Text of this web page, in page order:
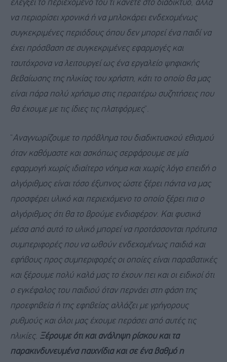
ελέγξει το περιεχόμενο του τι κάνετε στο διαδίκτυο, αλλά
να περιορίσει χρονικά ή να μπλοκάρει ενδεχομένως
συγκεκριμένες περιόδους όπου δεν μπορεί ένα παιδί να
έχει πρόσβαση σε συγκεκριμένες εφαρμογές και
ταυτόχρονα να λειτουργεί ως ένα εργαλείο ψηφιακής
βεβαίωσης της ηλικίας του χρήστη, κάτι το οποίο θα μας
είναι πάρα πολύ χρήσιμο στις περαιτέρω συζητήσεις που
θα έχουμε με τις ίδιες τις πλατφόρμες“.
“Αναγνωρίζουμε το πρόβλημα του διαδικτυακού εθισμού
όταν καθόμαστε και ασκόπως σερφάρουμε σε μία
εφαρμογή χωρίς ιδιαίτερο νόημα και χωρίς λόγο επειδή ο
αλγόριθμος είναι τόσο έξυπνος ώστε ξέρει πάντα να μας
προσφέρει υλικό και περιεχόμενο το οποίο ξέρει πια ο
αλγόριθμος ότι θα το βρούμε ενδιαφέρον. Και φυσικά
μέσα από αυτό το υλικό μπορεί να προτάσσονται πρότυπα
συμπεριφορές που να ωθούν ενδεχομένως παιδιά και
εφήβους προς συμπεριφορές οι οποίες είναι παραβατικές
και ξέρουμε πολύ καλά μας το έχουν πει και οι ειδικοί ότι
ο εγκέφαλος του παιδιού όταν περνάει στη φάση της
προεφηβεία ή της εφηβείας αλλάζει με γρήγορους
ρυθμούς και όλοι μας έχουμε περάσει από αυτές τις
ηλικίες. Ξέρουμε ότι και ανάληψη ρίσκου και τα
παρακινδυνευμένα παιχνίδια και σε ένα βαθμό η